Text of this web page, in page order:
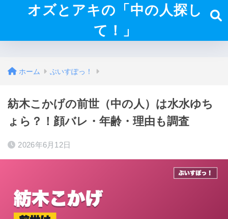
オズとアキの「中の人探し
て！」
ホーム ぶいすぽっ！
紡木こかげの前世（中の人）は水水ゆち
ょら？！顔バレ・年齢・理由も調査
2026年6月12日